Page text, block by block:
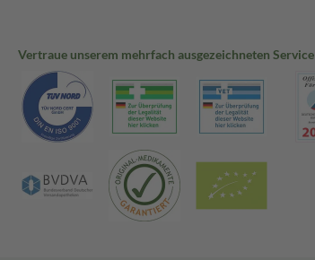
Vertraue unserem mehrfach ausgezeichneten Service